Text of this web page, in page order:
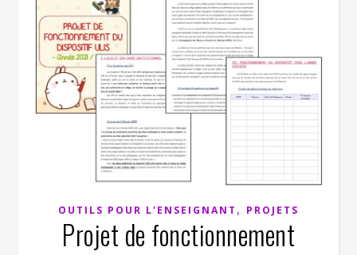
OUTILS POUR L'ENSEIGNANT , PROJETS
Projet de fonctionnement